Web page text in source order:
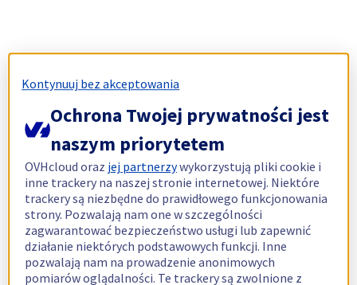
Kontynuuj bez akceptowania
Ochrona Twojej prywatności jest
naszym priorytetem
OVHcloud oraz jej partnerzywykorzystują pliki cookie i
inne trackery na naszej stronie internetowej. Niektóre
trackery są niezbędne do prawidłowego funkcjonowania
strony. Pozwalają nam one w szczególności
zagwarantować bezpieczeństwo usługi lub zapewnić
działanie niektórych podstawowych funkcji. Inne
pozwalają nam na prowadzenie anonimowych
pomiarów oglądalności. Te trackery są zwolnione z